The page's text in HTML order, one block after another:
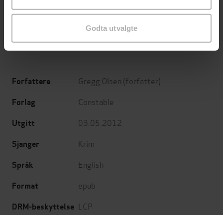
Godta utvalgte
Jussi Adler-Olsen
Anders De la Motte
Forfattere Gregg Olsen (forfatter)
Forlag Constable
Utgitt 03.05.2012
Sjanger Krim
Språk English
Format epub
DRM-beskyttelse LCP